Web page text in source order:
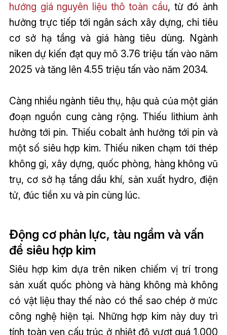
hướng giá nguyên liệu thô toàn cầu, từ đó ảnh
hưởng trực tiếp tới ngân sách xây dựng, chi tiêu
cơ sở hạ tầng và giá hàng tiêu dùng. Ngành
niken dự kiến đạt quy mô 3.76 triệu tấn vào năm
2025 và tăng lên 4.55 triệu tấn vào năm 2034.
Càng nhiều ngành tiêu thụ, hậu quả của một gián
đoạn nguồn cung càng rộng. Thiếu lithium ảnh
hưởng tới pin. Thiếu cobalt ảnh hưởng tới pin và
một số siêu hợp kim. Thiếu niken chạm tới thép
không gỉ, xây dựng, quốc phòng, hàng không vũ
trụ, cơ sở hạ tầng dầu khí, sản xuất hydro, điện
tử, đúc tiền xu và pin cùng lúc.
Động cơ phản lực, tàu ngầm và vấn
đề siêu hợp kim
Siêu hợp kim dựa trên niken chiếm vị trí trong
sản xuất quốc phòng và hàng không mà không
có vật liệu thay thế nào có thể sao chép ở mức
công nghệ hiện tại. Những hợp kim này duy trì
tính toàn vẹn cấu trúc ở nhiệt độ vượt quá 1,000